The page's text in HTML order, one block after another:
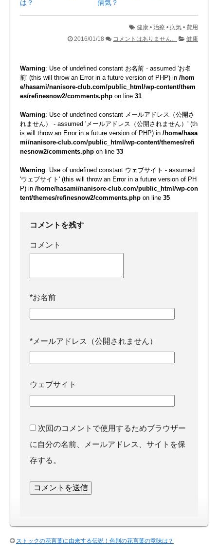
は？
病気？
健康 • 治療 • 病気 • 費用
2016/01/18
コメントはありません。 健康
Warning: Use of undefined constant お名前 - assumed 'お名
前' (this will throw an Error in a future version of PHP) in /hom
e/hasami/nanisore-club.com/public_html/wp-content/them
es/refinesnow2/comments.php on line 31
Warning: Use of undefined constant メールアドレス（公開さ
れません） - assumed 'メールアドレス（公開されません）' (th
is will throw an Error in a future version of PHP) in /home/hasa
mi/nanisore-club.com/public_html/wp-content/themes/refi
nesnow2/comments.php on line 33
Warning: Use of undefined constant ウェブサイト - assumed
'ウェブサイト' (this will throw an Error in a future version of PH
P) in /home/hasami/nanisore-club.com/public_html/wp-con
tent/themes/refinesnow2/comments.php on line 35
コメントを残す
コメント
*お名前
* メールアドレス（公開されません）
ウェブサイト
次回のコメントで使用するためブラウザー
に自分の名前、メールアドレス、サイトを保
存する。
ストックの花言葉に由来する伝説！色別の花言葉の意味は？